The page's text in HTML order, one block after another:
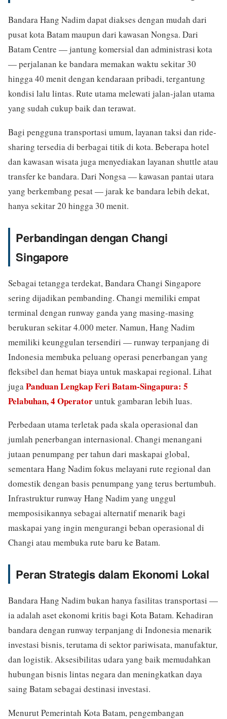
Bandara Hang Nadim dapat diakses dengan mudah dari
pusat kota Batam maupun dari kawasan Nongsa. Dari
Batam Centre — jantung komersial dan administrasi kota
— perjalanan ke bandara memakan waktu sekitar 30
hingga 40 menit dengan kendaraan pribadi, tergantung
kondisi lalu lintas. Rute utama melewati jalan-jalan utama
yang sudah cukup baik dan terawat.
Bagi pengguna transportasi umum, layanan taksi dan ride-
sharing tersedia di berbagai titik di kota. Beberapa hotel
dan kawasan wisata juga menyediakan layanan shuttle atau
transfer ke bandara. Dari Nongsa — kawasan pantai utara
yang berkembang pesat — jarak ke bandara lebih dekat,
hanya sekitar 20 hingga 30 menit.
Perbandingan dengan Changi
Singapore
Sebagai tetangga terdekat, Bandara Changi Singapore
sering dijadikan pembanding. Changi memiliki empat
terminal dengan runway ganda yang masing-masing
berukuran sekitar 4.000 meter. Namun, Hang Nadim
memiliki keunggulan tersendiri — runway terpanjang di
Indonesia membuka peluang operasi penerbangan yang
fleksibel dan hemat biaya untuk maskapai regional. Lihat
jugaPanduan Lengkap Feri Batam-Singapura: 5
Pelabuhan, 4 Operatoruntuk gambaran lebih luas.
Perbedaan utama terletak pada skala operasional dan
jumlah penerbangan internasional. Changi menangani
jutaan penumpang per tahun dari maskapai global,
sementara Hang Nadim fokus melayani rute regional dan
domestik dengan basis penumpang yang terus bertumbuh.
Infrastruktur runway Hang Nadim yang unggul
memposisikannya sebagai alternatif menarik bagi
maskapai yang ingin mengurangi beban operasional di
Changi atau membuka rute baru ke Batam.
Peran Strategis dalam Ekonomi Lokal
Bandara Hang Nadim bukan hanya fasilitas transportasi —
ia adalah aset ekonomi kritis bagi Kota Batam. Kehadiran
bandara dengan runway terpanjang di Indonesia menarik
investasi bisnis, terutama di sektor pariwisata, manufaktur,
dan logistik. Aksesibilitas udara yang baik memudahkan
hubungan bisnis lintas negara dan meningkatkan daya
saing Batam sebagai destinasi investasi.
Menurut Pemerintah Kota Batam, pengembangan